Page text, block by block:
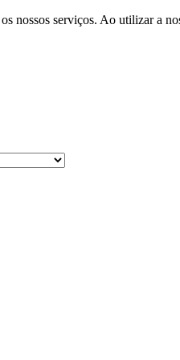
nossos serviços. Ao utilizar a